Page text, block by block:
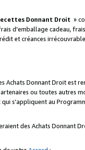
Donnant Droit »
d'emballage cadeau,
et créances
Achats Donnant Droit est
ou toutes autres
s'appliquent au
des Achats Donnant